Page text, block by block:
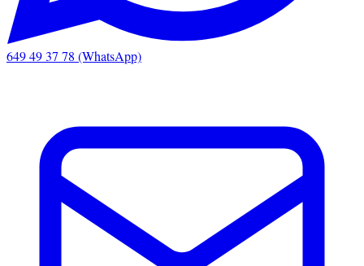
649 49 37 78 (WhatsApp)